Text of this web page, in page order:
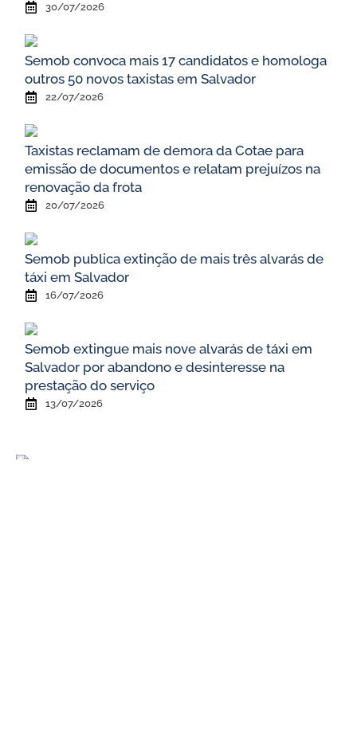
30/07/2026
Semob convoca mais 17 candidatos e homologa
outros 50 novos taxistas em Salvador
22/07/2026
Taxistas reclamam de demora da Cotae para
emissão de documentos e relatam prejuízos na
renovação da frota
20/07/2026
Semob publica extinção de mais três alvarás de
táxi em Salvador
16/07/2026
Semob extingue mais nove alvarás de táxi em
Salvador por abandono e desinteresse na
prestação do serviço
13/07/2026